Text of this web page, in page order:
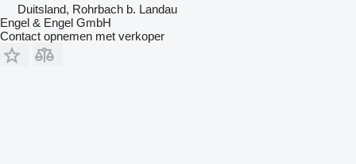
Duitsland, Rohrbach b. Landau
Engel & Engel GmbH
Contact opnemen met verkoper